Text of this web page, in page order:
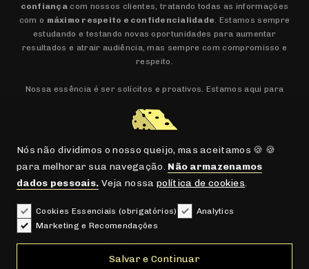
confiançacom nossos clientes, tratando todas as informações
com o máximo respeito e confidencialidade. Estamos sempre
estudando e testando novas oportunidades para aumentar
resultados e atrair audiência, mas sempre com compromisso e
respeito.
Nossa essência é ser solícitos e proativos. Estamos aqui para
garantindo que cada projeto supere as expectativas. Valorizamos a
colaboração e a personalização, adaptando nossas estratégias e
abordagens para atender às necessidades únicas de cada cliente.
que todas as ações estejam alinhadas com os valores e interesses
dos envolvidos.
Copyright © 2026
Nós não dividimos o nosso queijo, mas aceitamos 🍪 🍪
para melhorar sua navegação. Não armazenamos
dados pessoais. Veja nossapolítica de cookies.
Cookies Essenciais (obrigatórios)
Analytics
Marketing e Recomendações
Salvar e Continuar